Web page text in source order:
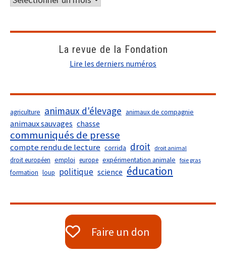
La revue de la Fondation
Lire les derniers numéros
agriculture animaux d'élevage animaux de compagnie
animaux sauvages chasse
communiqués de presse
compte rendu de lecture corrida droit droit animal
droit européen emploi europe expérimentation animale foie gras
formation loup politique science éducation
Faire un don